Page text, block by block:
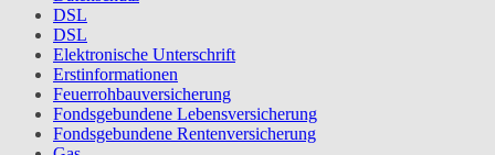
DSL
DSL
Elektronische Unterschrift
Erstinformationen
Feuerrohbauversicherung
Fondsgebundene Lebensversicherung
Fondsgebundene Rentenversicherung